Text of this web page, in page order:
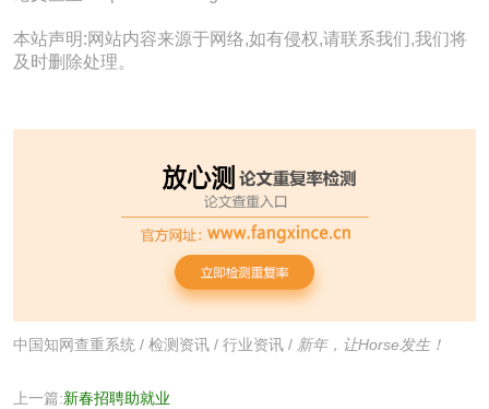
本站声明:网站内容来源于网络,如有侵权,请联系我们,我们将
及时删除处理。
中国知网查重系统 / 检测资讯 / 行业资讯 / 新年，让Horse发生！
上一篇:新春招聘助就业